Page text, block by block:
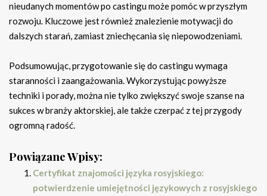
nieudanych momentów po castingu może pomóc w przyszłym
rozwoju. Kluczowe jest również znalezienie motywacji do
dalszych starań, zamiast zniechęcania się niepowodzeniami.
Podsumowując, przygotowanie się do castingu wymaga
staranności i zaangażowania. Wykorzystując powyższe
techniki i porady, można nie tylko zwiększyć swoje szanse na
sukces w branży aktorskiej, ale także czerpać z tej przygody
ogromną radość.
Powiązane Wpisy:
Certyfikat znajomości języka rosyjskiego:
potwierdzenie umiejętności językowych z rosyjskiego